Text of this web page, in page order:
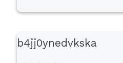
b4jj0ynedvkska